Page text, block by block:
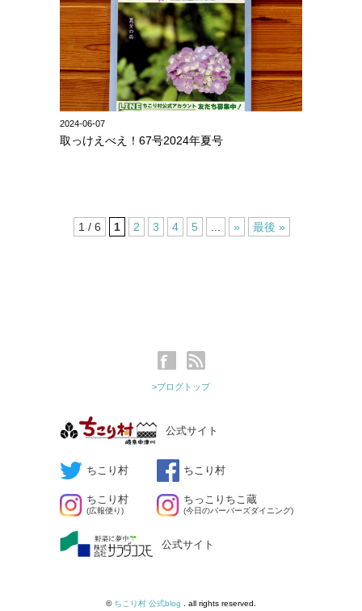
2024-06-07
取っけえべえ！67号2024年夏号
1 / 6 1 2 3 4 5 » 最後 »
>ブログトップ
公式サイト
ちこり村 ちこり村
ちこり村
(広報便り)
ちっこりちこ蔵
(今日のバーバーズダイニング)
公式サイト
© ちこり村 公式blog . all rights reserved.